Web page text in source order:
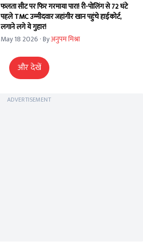
फलता सीट पर फिर गरमाया पारा! री-पोलिंग से 72 घंटे
पहले TMC उम्मीदवार जहांगीर खान पहुंचे हाईकोर्ट,
लगाने लगे ये गुहार!
May 18 2026 · Byअनुपम मिश्रा
और देखें
ADVERTISEMENT